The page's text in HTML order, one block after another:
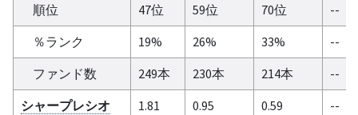
順位
47位 59位 70位
--
％ランク
19% 26% 33%
--
ファンド数
249本 230本 214本
--
シャープレシオ
1.81 0.95 0.59
--